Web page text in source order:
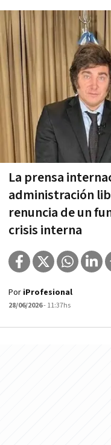
La prensa
administración
renuncia de un
crisis interna
Por iProfesional
28/06/2026- 11:37hs